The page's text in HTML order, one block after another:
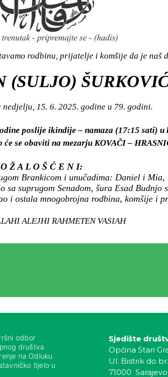
rodbinu, prijatelje i komšije da je naš
(SULJO)
15. 6. 2025. godine u 79. godini.
poslije ikindije – namaza (17:15 sati) u
se obaviti na mezarju KOVAČI –
O Ž A L O Š Ć E N I:
Brankicom i unučadima: Daniel i Mia,
suprugom Senadom, šura Esad Budnjo
i ostala mnogobrojna rodbina, komšije i
ALEJHI RAHMETEN VASIAH
odbor
društva
na Odluku
tijelo u
Sjedište
Općina Stari
Ul. Bistrik do
71000 Sarajevo